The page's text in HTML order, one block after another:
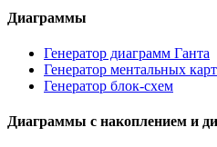
Диаграммы
Генератор диаграмм Ганта
Генератор ментальных карт
Генератор блок-схем
Диаграммы с накоплением и